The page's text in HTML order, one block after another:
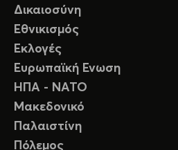
Δικαιοσύνη
Εθνικισμός
Εκλογές
Ευρωπαϊκή Ενωση
ΗΠΑ - ΝΑΤΟ
Μακεδονικό
Παλαιστίνη
Πόλεμος